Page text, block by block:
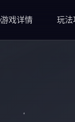
游戏详情 玩法